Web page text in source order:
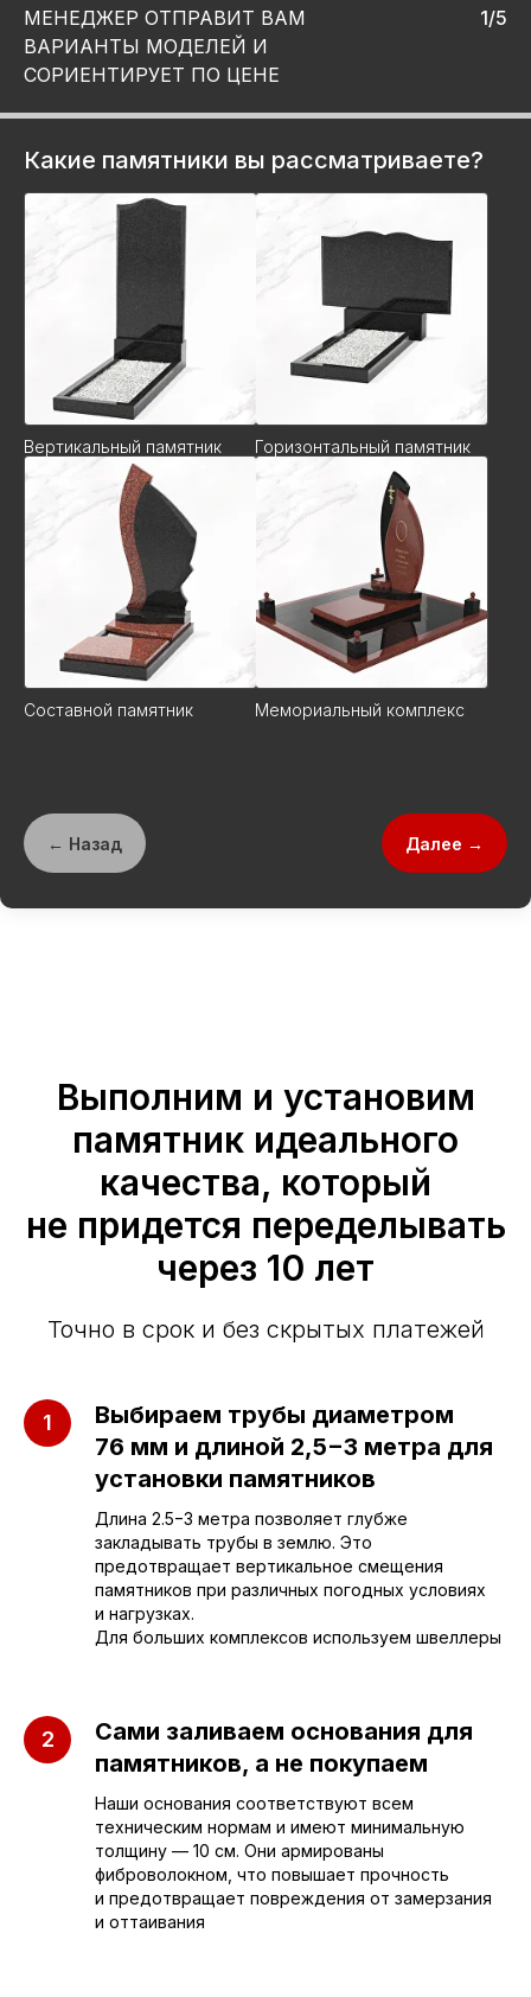
МЕНЕДЖЕР ОТПРАВИТ ВАМ
ВАРИАНТЫ МОДЕЛЕЙ И
СОРИЕНТИРУЕТ ПО ЦЕНЕ
1/5
Какие памятники вы рассматриваете?
Вертикальный памятник Горизонтальный памятник
Составной памятник Мемориальный комплекс
← Назад Далее →
Выполним и установим
памятник идеального
качества, который
не придется переделывать
через 10 лет
Точно в срок и без скрытых платежей
Выбираем трубы диаметром
76 мм и длиной 2,5−3 метра для
установки памятников
Длина 2.5−3 метра позволяет глубже
закладывать трубы в землю. Это
предотвращает вертикальное смещения
памятников при различных погодных условиях
и нагрузках.
Для больших комплексов используем швеллеры
Сами заливаем основания для
памятников, а не покупаем
Наши основания соответствуют всем
техническим нормам и имеют минимальную
толщину — 10 см. Они армированы
фиброволокном, что повышает прочность
и предотвращает повреждения от замерзания
и оттаивания
Приезжайте к нам
в офис